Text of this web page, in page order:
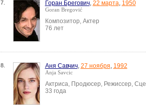
7. Горан Брегович, 22 марта, 1950
Goran Bregović
Композитор, Актер
76 лет
8. Аня Савчич, 27 ноября, 1992
Anja Savcic
Актриса, Продюсер, Режиссер,
33 года